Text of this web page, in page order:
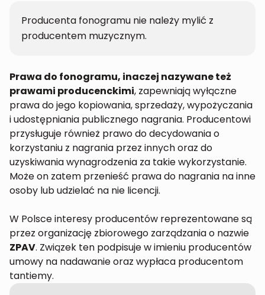
Producenta fonogramu nie należy mylić z
producentem muzycznym.
Prawa do fonogramu, inaczej nazywane też
prawami producenckimi, zapewniają wyłączne
prawa do jego kopiowania, sprzedaży, wypożyczania
i udostępniania publicznego nagrania. Producentowi
przysługuje również prawo do decydowania o
korzystaniu z nagrania przez innych oraz do
uzyskiwania wynagrodzenia za takie wykorzystanie.
Może on zatem przenieść prawa do nagrania na inne
osoby lub udzielać na nie licencji.
W Polsce interesy producentów reprezentowane są
przez organizację zbiorowego zarządzania o nazwie
ZPAV. Związek ten podpisuje w imieniu producentów
umowy na nadawanie oraz wypłaca producentom
tantiemy.